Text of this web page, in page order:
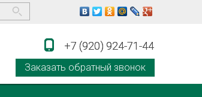
+7 (920) 924-71-44
Заказать обратный звонок
+7 (920) 924-71-44